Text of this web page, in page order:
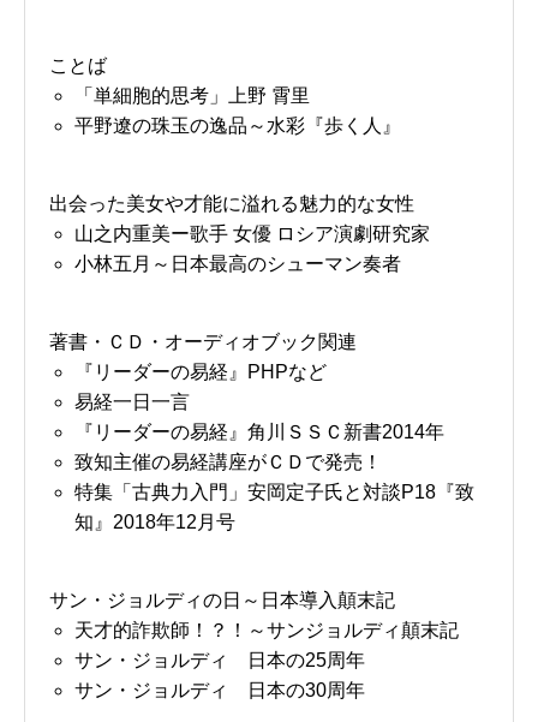
ことば
「単細胞的思考」上野 霄里
平野遼の珠玉の逸品～水彩『歩く人』
出会った美女や才能に溢れる魅力的な女性
山之内重美ー歌手 女優 ロシア演劇研究家
小林五月～日本最高のシューマン奏者
著書・ＣＤ・オーディオブック関連
『リーダーの易経』PHPなど
易経一日一言
『リーダーの易経』角川ＳＳＣ新書2014年
致知主催の易経講座がＣＤで発売！
特集「古典力入門」安岡定子氏と対談P18『致
知』2018年12月号
サン・ジョルディの日～日本導入顛末記
天才的詐欺師！？！～サンジョルディ顛末記
サン・ジョルディ 日本の25周年
サン・ジョルディ 日本の30周年